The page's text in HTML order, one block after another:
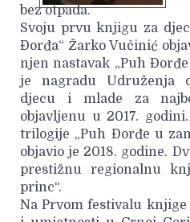
bez otpada.
Svoju prvu knjigu za
Đorđa“ Žarko Vučinić
njen nastavak „Puh
je nagradu Udruženja
djecu i mlade za
objavljenu u 2017.
trilogije „Puh Đorđe u
objavio je 2018. godine.
prestižnu regionalnu
princ“.
Na Prvom festivalu